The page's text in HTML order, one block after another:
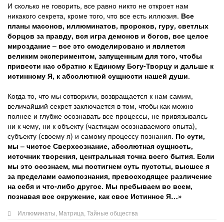
И сколько не говорить, все равно никто не откроет нам
никакого секрета, кроме того, что все есть иллюзия. Все
планы масонов, иллюминатов, пророков, гуру, светлых
борцов за правду, вся игра демонов и богов, все целое
мироздание – все это смоделировано и является
великим экспериментом, запущенным для того, чтобы
привести нас обратно к Единому Богу-Творцу и дальше к
истинному Я, к абсолютной сущности нашей души.
Когда то, что мы сотворили, возвращается к нам самим,
величайший секрет заключается в том, чтобы как можно
полнее и глубже осознавать все процессы, не привязываясь
ни к чему, ни к объекту (частицам осознаваемого опыта),
субъекту (своему я) и самому процессу познания. По сути,
мы – чистое Сверхсознание, абсолютная сущность,
источник творения, центральная точка всего бытия. Если
мы это осознаем, мы постигнем суть пустоты, высшее я
за пределами самопознания, превосходящее различение
на себя и что-либо другое. Мы пребываем во всем,
познавая все окружение, как свое Истинное Я…»
Иллюминаты Матрица Тайные общества